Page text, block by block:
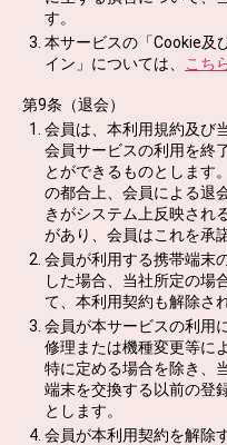
す。
本サービスの「Cookie及
イン」については、
こち
第9条（退会）
会員は、本利用規約及び
会員サービスの利用を終
とができるものとします
の都合上、会員による退
きがシステム上反映され
があり、会員はこれを承
会員が利用する携帯端末
した場合、当社所定の場
て、本利用契約も解除さ
会員が本サービスの利用
修理または機種変更等に
特に定める場合を除き、
端末を交換する以前の登
とします。
会員が本利用契約を解除